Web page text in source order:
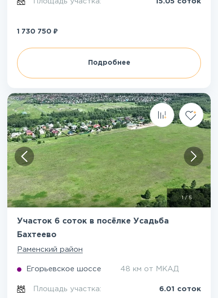
1 730 750 ₽
Подробнее
1/ 5
Участок 6 соток в посёлке Усадьба
Бахтеево
Раменский район
Егорьевское шоссе 48 км от МКАД
Площадь участка: 6.01 соток